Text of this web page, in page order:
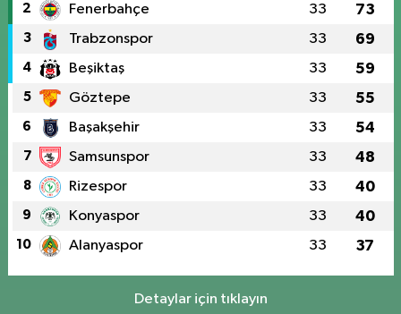
2 Fenerbahçe 33 73
3 Trabzonspor 33 69
4 Beşiktaş 33 59
5 Göztepe 33 55
6 Başakşehir 33 54
7 Samsunspor 33 48
8 Rizespor 33 40
9 Konyaspor 33 40
10 Alanyaspor 33 37
Detaylar için tıklayın